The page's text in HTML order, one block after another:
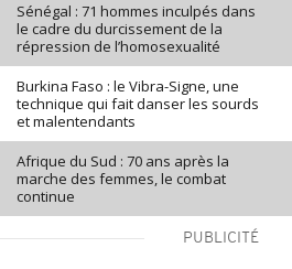
Sénégal : 71 hommes inculpés dans
le cadre du durcissement de la
répression de l’homosexualité
Burkina Faso : le Vibra-Signe, une
technique qui fait danser les sourds
et malentendants
Afrique du Sud : 70 ans après la
marche des femmes, le combat
continue
PUBLICITÉ